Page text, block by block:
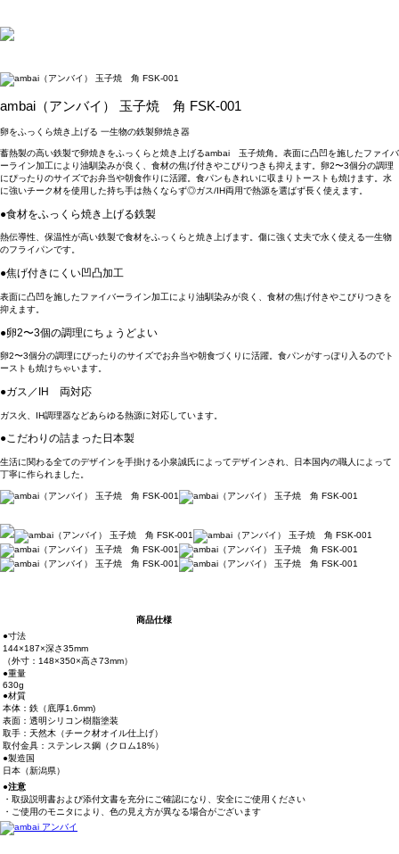
ambai（アンバイ） 玉子焼 角 FSK-001
卵をふっくら焼き上げる 一生物の鉄製卵焼き器
蓄熱製の高い鉄製で卵焼きをふっくらと焼き上げるambai 玉子焼角。表面に凸凹を施したファイバ
ーライン加工により油馴染みが良く、食材の焦げ付きやこびりつきも抑えます。卵2〜3個分の調理
にぴったりのサイズでお弁当や朝食作りに活躍。食パンもきれいに収まりトーストも焼けます。水
に強いチーク材を使用した持ち手は熱くならず◎ガス/IH両用で熱源を選ばず長く使えます。
●食材をふっくら焼き上げる鉄製
熱伝導性、保温性が高い鉄製で食材をふっくらと焼き上げます。傷に強く丈夫で永く使える一生物
のフライパンです。
●焦げ付きにくい凹凸加工
表面に凸凹を施したファイバーライン加工により油馴染みが良く、食材の焦げ付きやこびりつきを
抑えます。
●卵2〜3個の調理にちょうどよい
卵2〜3個分の調理にぴったりのサイズでお弁当や朝食づくりに活躍。食パンがすっぽり入るのでト
ーストも焼けちゃいます。
●ガス／IH 両対応
ガス火、IH調理器などあらゆる熱源に対応しています。
●こだわりの詰まった日本製
生活に関わる全てのデザインを手掛ける小泉誠氏によってデザインされ、日本国内の職人によって
丁寧に作られました。
商品仕様
●寸法
144×187×深さ35mm
（外寸：148×350×高さ73mm）
●重量
630g
●材質
本体：鉄（底厚1.6mm)
表面：透明シリコン樹脂塗装
取手：天然木（チーク材オイル仕上げ）
取付金具：ステンレス鋼（クロム18%）
●製造国
日本（新潟県）
●注意
・取扱説明書および添付文書を充分にご確認になり、安全にご使用ください
・ご使用のモニタにより、色の見え方が異なる場合がございます